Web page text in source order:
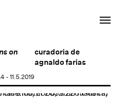
- 11.5.2019
curadoria de
agnaldo farias
on
following image in a popup: